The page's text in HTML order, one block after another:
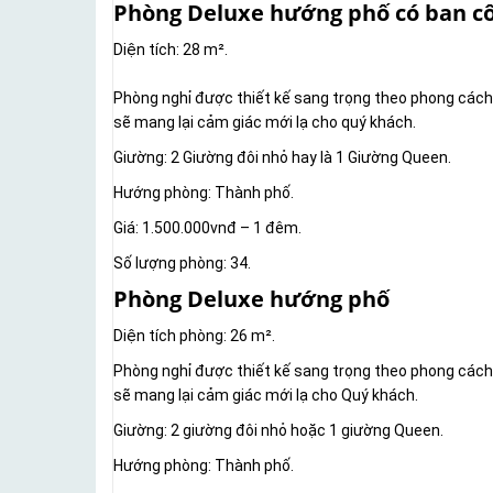
Phòng Deluxe hướng phố có ban
Diện tích: 28 m².
Phòng nghỉ được thiết kế sang trọng theo phong
sẽ mang lại cảm giác mới lạ cho quý khách.
Giường: 2 Giường đôi nhỏ hay là 1 Giường Queen.
Hướng phòng: Thành phố.
Giá: 1.500.000vnđ – 1 đêm.
Số lượng phòng: 34.
Phòng Deluxe hướng phố
Diện tích phòng: 26 m².
Phòng nghỉ được thiết kế sang trọng theo phong
sẽ mang lại cảm giác mới lạ cho Quý khách.
Giường: 2 giường đôi nhỏ hoặc 1 giường Queen.
Hướng phòng: Thành phố.